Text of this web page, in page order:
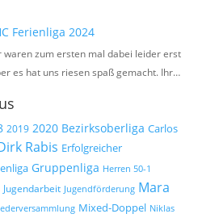
Ferienliga 2024
waren zum ersten mal dabei leider erst
es hat uns riesen spaß gemacht. Ihr…
2019 2020 Bezirksoberliga Carlos
Rabis Erfolgreicher
Gruppenliga Herren 50-1
Jugendarbeit Jugendförderung Mara
Mixed-Doppel Niklas